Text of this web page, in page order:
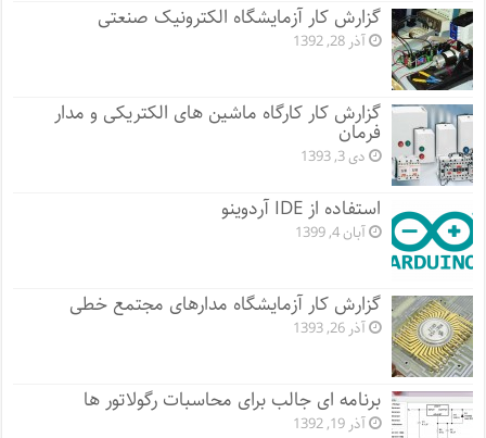
گزارش کار آزمایشگاه الکترونیک صنعتی
آذر 28, 1392
گزارش کار کارگاه ماشین های الکتریکی و مدار
فرمان
دی 3, 1393
استفاده از IDE آردوینو
آبان 4, 1399
گزارش کار آزمایشگاه مدارهای مجتمع خطی
آذر 26, 1393
برنامه ای جالب برای محاسبات رگولاتور ها
آذر 19, 1392